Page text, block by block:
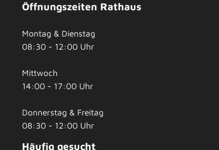
Öffnungszeiten Rathaus
Montag & Dienstag
08:30 - 12:00 Uhr
Mittwoch
14:00 - 17:00 Uhr
Donnerstag & Freitag
08:30 - 12:00 Uhr
Häufig gesucht